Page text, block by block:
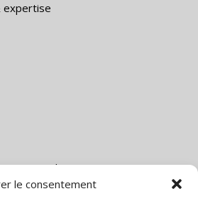
le consentement
expertise
6 rue du Bois Sauvage – 91000